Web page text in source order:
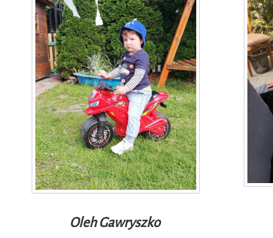
OlehGawryszko